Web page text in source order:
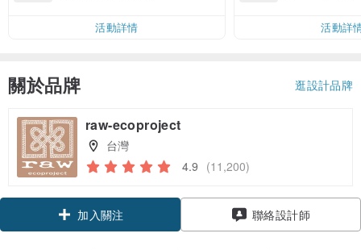
活動詳情
活動詳
關於品牌 逛設計品牌
raw-ecoproject
台灣
4.9 (11,200)
加入關注 聯絡設計師